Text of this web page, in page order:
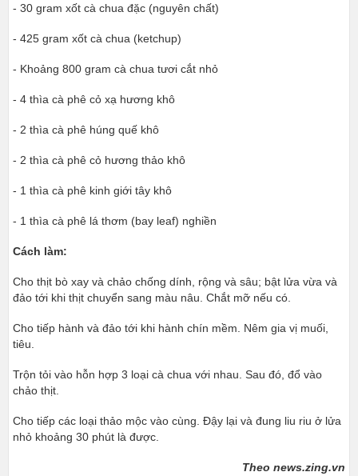
- 30 gram xốt cà chua đặc (nguyên chất)
- 425 gram xốt cà chua (ketchup)
- Khoảng 800 gram cà chua tươi cắt nhỏ
- 4 thìa cà phê cỏ xạ hương khô
- 2 thìa cà phê húng quế khô
- 2 thìa cà phê cỏ hương thảo khô
- 1 thìa cà phê kinh giới tây khô
- 1 thìa cà phê lá thơm (bay leaf) nghiền
Cách làm:
Cho thịt bò xay và chảo chống dính, rộng và sâu; bật lửa vừa và
đảo tới khi thịt chuyển sang màu nâu. Chắt mỡ nếu có.
Cho tiếp hành và đảo tới khi hành chín mềm. Nêm gia vị muối,
tiêu.
Trộn tỏi vào hỗn hợp 3 loại cà chua với nhau. Sau đó, đổ vào
chảo thịt.
Cho tiếp các loại thảo mộc vào cùng. Đậy lại và đung liu riu ở lửa
nhỏ khoảng 30 phút là được.
Theo news.zing.vn